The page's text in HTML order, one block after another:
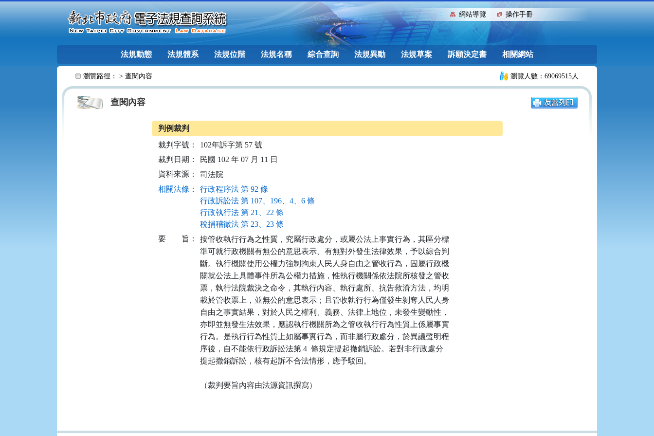
::: 網站導覽 操作手冊
法規動態 法規體系 法規位階 法規名稱 綜合查詢 法規異動 法規草案 訴願決定書 相關網站
瀏覽路徑： > 查閱內容 瀏覽人數：69069515人
查閱內容
判例裁判
裁判字號：
102年訴字第 57 號
裁判日期：
民國 102 年 07 月 11 日
資料來源：
司法院
相關法條 ：
行政程序法 第 92 條
行政訴訟法 第 107、196、4、6 條
行政執行法 第 21、22 條
稅捐稽徵法 第 23、23 條
要
旨：
按管收執行行為之性質，究屬行政處分，或屬公法上事實行為，其區分標
準可就行政機關有無公的意思表示、有無對外發生法律效果，予以綜合判
斷。執行機關使用公權力強制拘束人民人身自由之管收行為，固屬行政機
關就公法上具體事件所為公權力措施，惟執行機關係依法院所核發之管收
票，執行法院裁決之命令，其執行內容、執行處所、抗告救濟方法，均明
載於管收票上，並無公的意思表示；且管收執行行為僅發生剝奪人民人身
自由之事實結果，對於人民之權利、義務、法律上地位，未發生變動性，
亦即並無發生法效果，應認執行機關所為之管收執行行為性質上係屬事實
行為。是執行行為性質上如屬事實行為，而非屬行政處分，於異議聲明程
序後，自不能依行政訴訟法第 4  條規定提起撤銷訴訟。若對非行政處分
提起撤銷訴訟，核有起訴不合法情形，應予駁回。
（裁判要旨內容由法源資訊撰寫）